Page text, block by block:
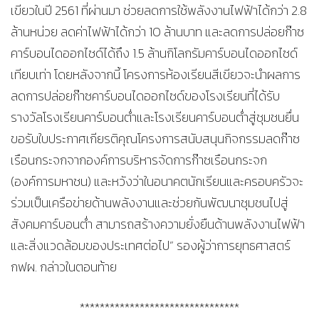
เขียวในปี 2561 ที่ผ่านมา ช่วยลดการใช้พลังงานไฟฟ้าได้กว่า 2.8
ล้านหน่วย ลดค่าไฟฟ้าได้กว่า 10 ล้านบาท และลดการปล่อยก๊าซ
คาร์บอนไดออกไซด์ได้ถึง 1.5 ล้านกิโลกรัมคาร์บอนไดออกไซด์
เทียบเท่า โดยหลังจากนี้ โครงการห้องเรียนสีเขียวจะนำผลการ
ลดการปล่อยก๊าซคาร์บอนไดออกไซด์ของโรงเรียนที่ได้รับ
รางวัลโรงเรียนคาร์บอนต่ำและโรงเรียนคาร์บอนต่ำสู่ชุมชนยื่น
ขอรับใบประกาศเกียรติคุณโครงการสนับสนุนกิจกรรมลดก๊าซ
เรือนกระจกจากองค์การบริหารจัดการก๊าซเรือนกระจก
(องค์การมหาชน) และหวังว่าในอนาคตนักเรียนและครอบครัวจะ
ร่วมเป็นเครือข่ายด้านพลังงานและช่วยกันพัฒนาชุมชนไปสู่
สังคมคาร์บอนต่ำ สามารถสร้างความยั่งยืนด้านพลังงานไฟฟ้า
และสิ่งแวดล้อมของประเทศต่อไป” รองผู้ว่าการยุทธศาสตร์
กฟผ. กล่าวในตอนท้าย
********************************